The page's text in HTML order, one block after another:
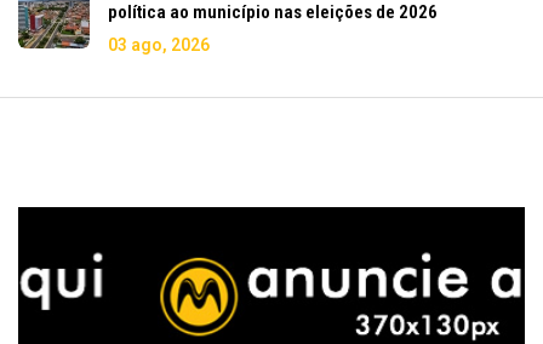
política ao município nas eleições de 2026
03 ago, 2026